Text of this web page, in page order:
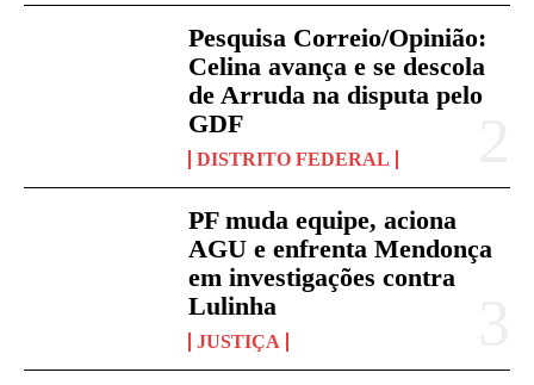
Pesquisa Correio/Opinião:
Celina avança e se descola
de Arruda na disputa pelo
GDF
DISTRITO FEDERAL
PF muda equipe, aciona
AGU e enfrenta Mendonça
em investigações contra
Lulinha
JUSTIÇA